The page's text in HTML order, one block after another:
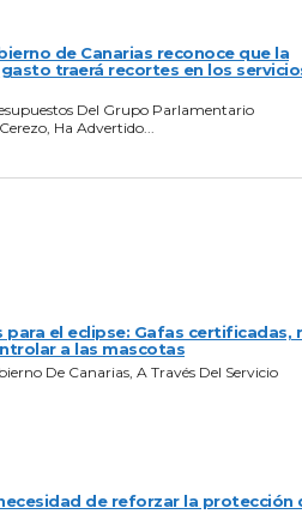
de Canarias reconoce que la
traerá recortes en los
Del Grupo Parlamentario
Ha Advertido...
el eclipse: Gafas certificadas,
a las mascotas
De Canarias, A Través Del Servicio
de reforzar la protección